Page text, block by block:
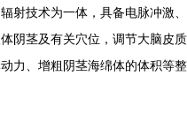
射技术为一体，具备电脉冲激
阴茎及有关穴位，调节大脑皮
力、增粗阴茎海绵体的体积等